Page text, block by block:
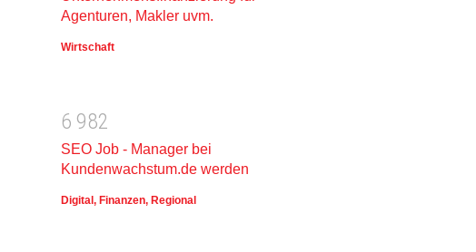
Agenturen, Makler uvm.
Wirtschaft
6 982
SEO Job - Manager bei
Kundenwachstum.de werden
Digital , Finanzen, Regional